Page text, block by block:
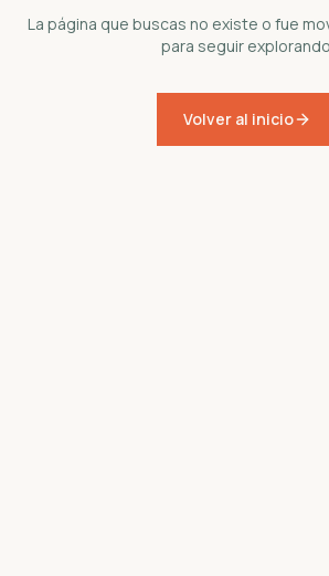
La página que buscas no existe o fue
para seguir explorando.
Volver al inicio